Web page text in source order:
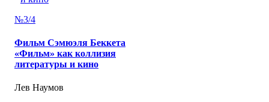
№3/4
Фильм Сэмюэля Беккета
«Фильм» как коллизия
литературы и кино
Лев Наумов